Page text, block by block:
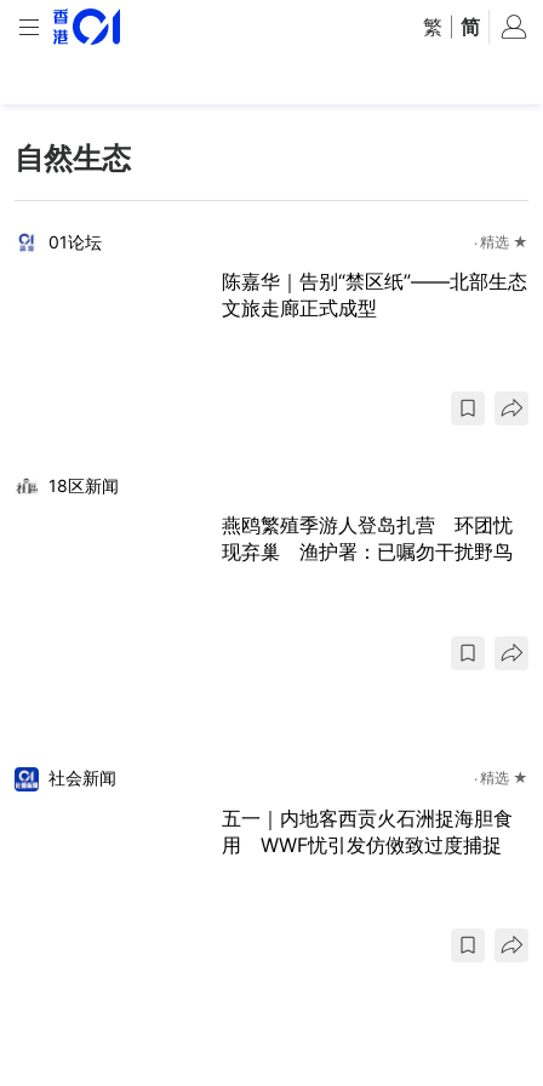
繁 简
自然生态
01论坛 精选 ★
陈嘉华｜告别“禁区纸”——北部生态
文旅走廊正式成型
18区新闻
燕鸥繁殖季游人登岛扎营 环团忧
现弃巢 渔护署：已嘱勿干扰野鸟
社会新闻 精选 ★
五一｜内地客西贡火石洲捉海胆食
用 WWF忧引发仿傚致过度捕捉